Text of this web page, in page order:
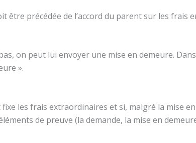
être précédée de l’accord du parent sur les frais
on peut lui envoyer une mise en demeure.
».
fixe les frais extraordinaires et si, malgré la mise
de preuve (la demande, la mise en